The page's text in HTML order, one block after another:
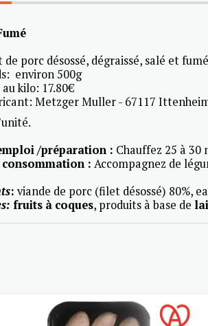
de porc désossé, dégraissé, salé et
environ 500g
kilo: 17.80€
Metzger Muller - 67117
/préparation : Chauffez 25 à 30
: Accompagnez de
: viande de porc (filet désossé) 80%,
fruits à coques, produits à base de